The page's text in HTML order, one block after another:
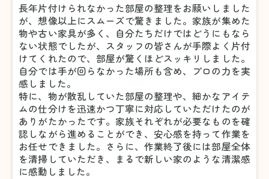
長年片付けられなかった部屋の整理をお願いしました
が、想像以上にスムーズで驚きました。家族が集めた
物や古い家具が多く、自分たちだけではどうにもなら
ない状態でしたが、スタッフの皆さんが手際よく片付
けてくれたので、部屋が驚くほどスッキリしました。
自分では手が回らなかった場所も含め、プロの力を実
感しました。
特に、物が散乱していた部屋の整理や、細かなアイテ
ムの仕分けを迅速かつ丁寧に対応していただけたのが
ありがたかったです。家族それぞれが必要なものを確
認しながら進めることができ、安心感を持って作業を
お任せできました。さらに、作業終了後には部屋全体
を清掃していただき、まるで新しい家のような清潔感
に感動しました。